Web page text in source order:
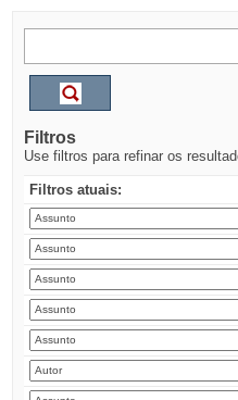
Filtros
Use filtros para refinar os
Filtros atuais: